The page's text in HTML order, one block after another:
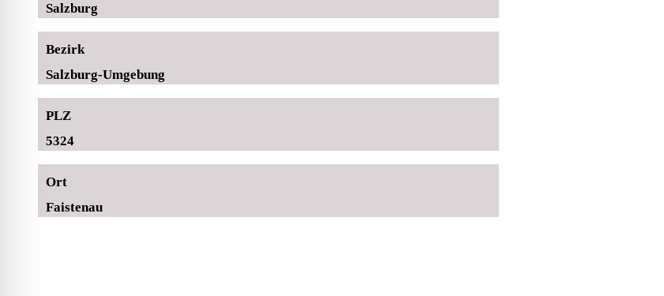
Salzburg
Bezirk
Salzburg-Umgebung
PLZ
5324
Ort
Faistenau